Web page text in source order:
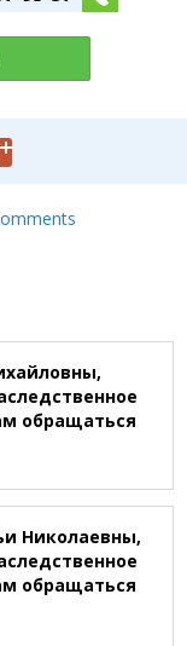
обращаться
Николаевны,
обращаться
г.Абай,